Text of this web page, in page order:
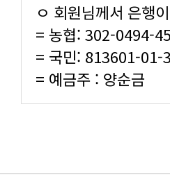
ㅇ 회원님께서 은행
= 농협: 302-0494-
= 국민: 813601-01-
= 예금주 : 양순금